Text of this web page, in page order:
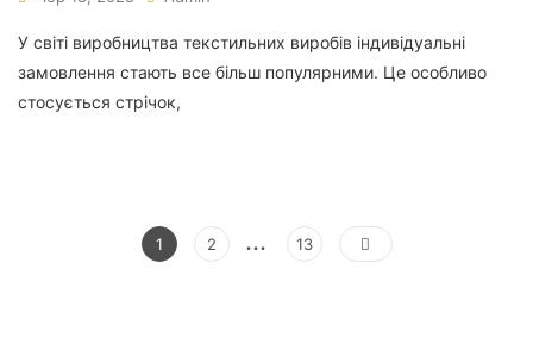
У світі виробництва текстильних виробів індивідуальні
замовлення стають все більш популярними. Це особливо
стосується стрічок,
1 2 … 13